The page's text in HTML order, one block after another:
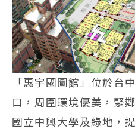
「惠宇國圖館」位於台
口，周圍環境優美，緊
國立中興大學及綠地，